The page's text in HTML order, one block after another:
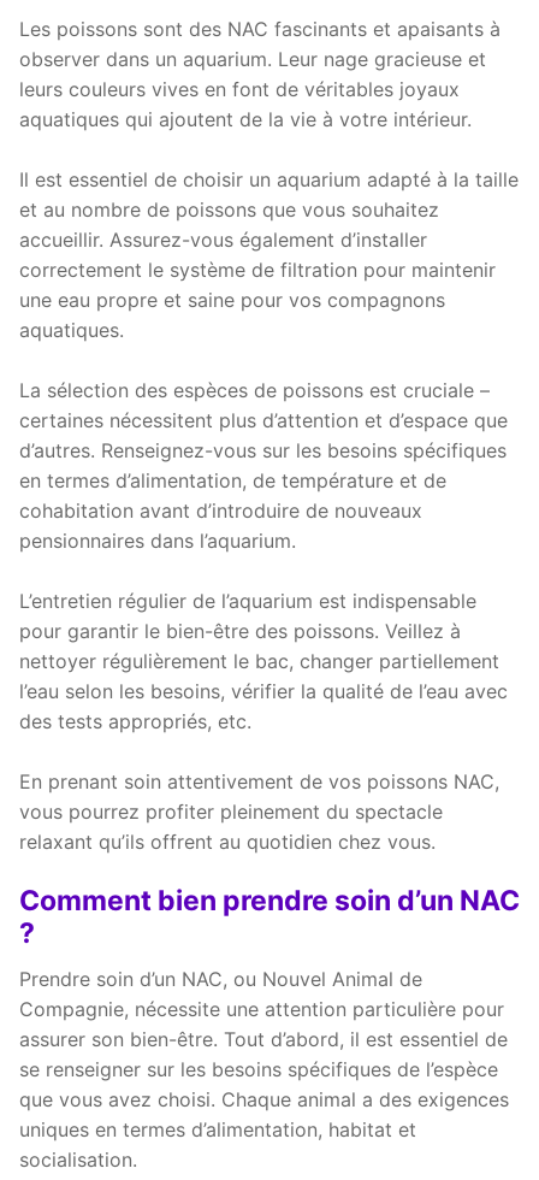
Les poissons sont des NAC fascinants et apaisants à
observer dans un aquarium. Leur nage gracieuse et
leurs couleurs vives en font de véritables joyaux
aquatiques qui ajoutent de la vie à votre intérieur.
Il est essentiel de choisir un aquarium adapté à la taille
et au nombre de poissons que vous souhaitez
accueillir. Assurez-vous également d’installer
correctement le système de filtration pour maintenir
une eau propre et saine pour vos compagnons
aquatiques.
La sélection des espèces de poissons est cruciale –
certaines nécessitent plus d’attention et d’espace que
d’autres. Renseignez-vous sur les besoins spécifiques
en termes d’alimentation, de température et de
cohabitation avant d’introduire de nouveaux
pensionnaires dans l’aquarium.
L’entretien régulier de l’aquarium est indispensable
pour garantir le bien-être des poissons. Veillez à
nettoyer régulièrement le bac, changer partiellement
l’eau selon les besoins, vérifier la qualité de l’eau avec
des tests appropriés, etc.
En prenant soin attentivement de vos poissons NAC,
vous pourrez profiter pleinement du spectacle
relaxant qu’ils offrent au quotidien chez vous.
Comment bien prendre soin d’un NAC
?
Prendre soin d’un NAC, ou Nouvel Animal de
Compagnie, nécessite une attention particulière pour
assurer son bien-être. Tout d’abord, il est essentiel de
se renseigner sur les besoins spécifiques de l’espèce
que vous avez choisi. Chaque animal a des exigences
uniques en termes d’alimentation, habitat et
socialisation.